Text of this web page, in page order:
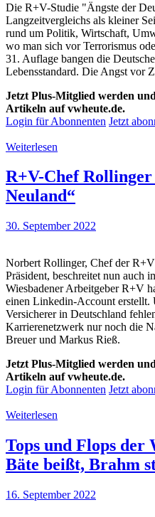
Die R+V-Studie "Ängste der
Langzeitvergleichs als kleiner
rund um Politik, Wirtschaft,
wo man sich vor Terrorismus
31. Auflage bangen die
Lebensstandard. Die Angst vor
Jetzt Plus-Mitglied werden
Artikeln auf vwheute.de.
Login für Abonnenten Jetzt
Weiterlesen
R+V-Chef
Neuland“
30. September 2022
Norbert Rollinger, Chef der
Präsident, beschreitet nun auch
Wiesbadener Arbeitgeber R+V
einen Linkedin-Account erstellt.
Versicherer in Deutschland
Karrierenetzwerk nur noch die
Breuer und Markus Rieß.
Jetzt Plus-Mitglied werden
Artikeln auf vwheute.de.
Login für Abonnenten Jetzt
Weiterlesen
Tops und Flops der
Bäte beißt, Brahm
16. September 2022